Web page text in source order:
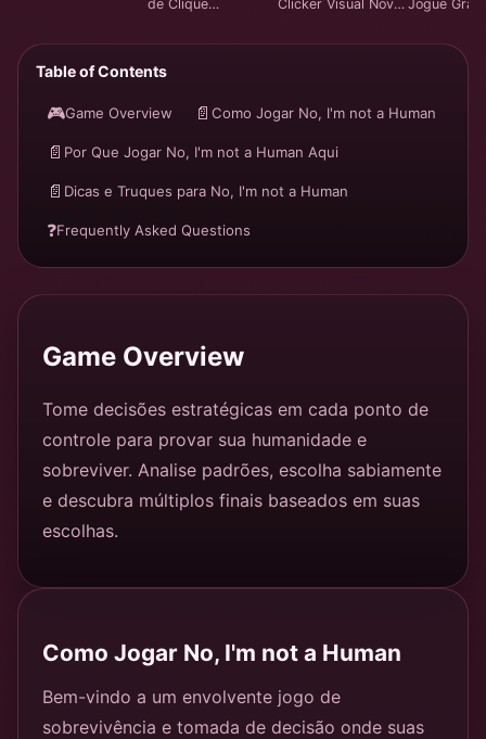
de Clique
Clicker Visual Novel Jogue
Experiência
Table of Contents
🎮Game Overview 📄 Como Jogar No, I'm not a Human
📄 Por Que Jogar No, I'm not a Human Aqui
📄 Dicas e Truques para No, I'm not a Human
❓Frequently Asked Questions
Game Overview
Tome decisões estratégicas em cada ponto de
controle para provar sua humanidade e
sobreviver. Analise padrões, escolha sabiamente
e descubra múltiplos finais baseados em suas
escolhas.
Como Jogar No, I'm not a Human
Bem-vindo a um envolvente jogo de
sobrevivência e tomada de decisão onde suas